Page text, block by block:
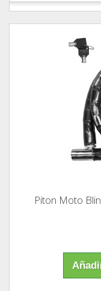
Piton Moto